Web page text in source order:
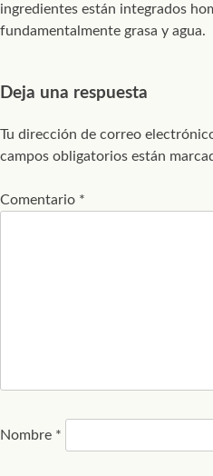
ingredientes están integrados
fundamentalmente grasa y agua.
Deja una respuesta
Tu dirección de correo
campos obligatorios están
Comentario *
Nombre *